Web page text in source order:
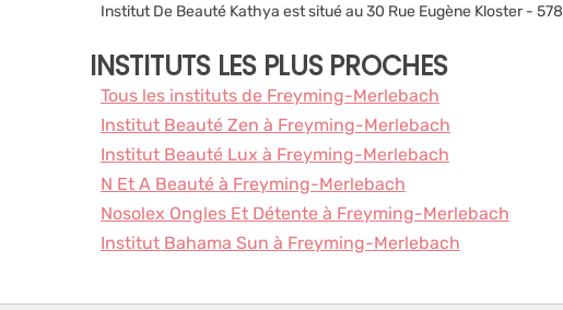
Institut De Beauté Kathya est situé au 30 Rue Eugène Kloster -
INSTITUTS LES PLUS PROCHES
Tous les instituts de Freyming-Merlebach
Institut Beauté Zen à Freyming-Merlebach
Institut Beauté Lux à Freyming-Merlebach
N Et A Beauté à Freyming-Merlebach
Nosolex Ongles Et Détente à Freyming-Merlebach
Institut Bahama Sun à Freyming-Merlebach